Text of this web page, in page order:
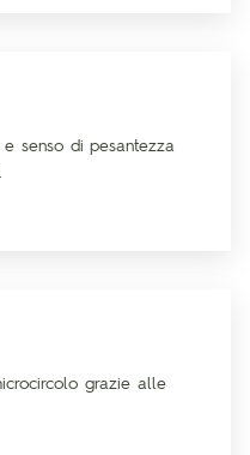
senso di pesantezza
grazie alle